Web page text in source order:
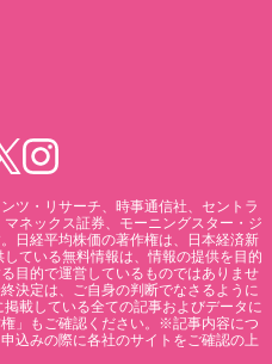
ツ・リサーチ、時事通信社、セントラ
ネックス証券、モーニングスター・ジ
日経平均株価の著作権は、日本経済新
ている無料情報は、情報の提供を目的
目的で運営しているものではありませ
決定は、ご自身の判断でなさるように
載している全ての記事およびデータに
」もご確認ください。※記事内容につ
込みの際に各社のサイトをご確認の上